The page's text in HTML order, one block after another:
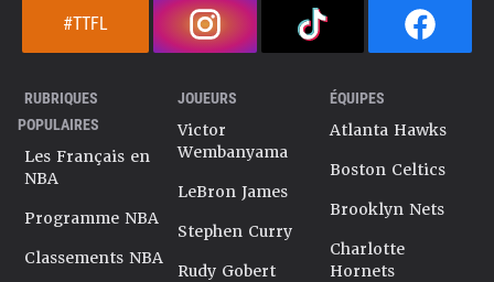
#TTFL
RUBRIQUES
POPULAIRES
Les Français en
NBA
Programme NBA
Classements NBA
JOUEURS
Victor
Wembanyama
LeBron James
Stephen Curry
Rudy Gobert
ÉQUIPES
Atlanta Hawks
Boston Celtics
Brooklyn Nets
Charlotte
Hornets